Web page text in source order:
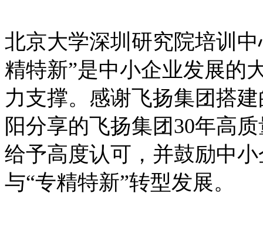
北京大学深圳研究院培训
精特新”是中小企业发展的
力支撑。感谢飞扬集团搭
阳分享的飞扬集团30年高
给予高度认可，并鼓励中
与“专精特新”转型发展。